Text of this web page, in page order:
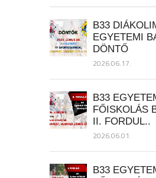
B33
EGYETEMI
DÖNTŐ
2026.06.17.
B33
FŐISKOLÁS
II. FORDUL..
2026.06.01.
B33